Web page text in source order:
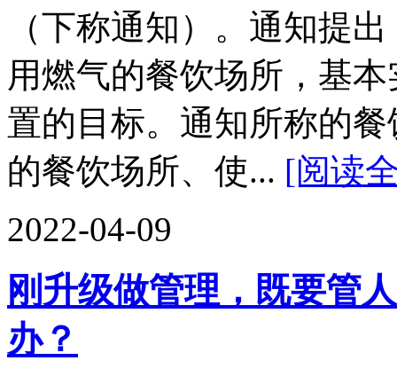
（下称通知）。通知提
用燃气的餐饮场所，基
置的目标。通知所称的
的餐饮场所、使... [阅读
2022-04-09
刚升级做管理，既要管
办？